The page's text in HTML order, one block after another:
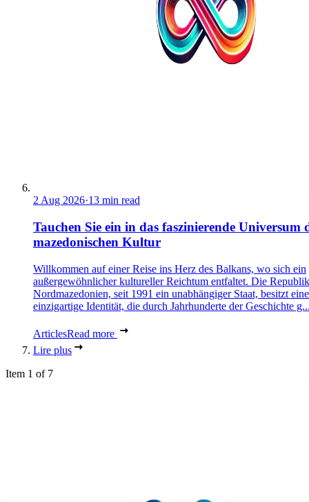
2 Aug 2026·13 min read
Tauchen Sie ein in das faszinierende Universum
mazedonischen Kultur
Willkommen auf einer Reise ins Herz des Balkans, wo sich ein
außergewöhnlicher kultureller Reichtum entfaltet. Die Republik
Nordmazedonien, seit 1991 ein unabhängiger Staat, besitzt eine
einzigartige Identität, die durch Jahrhunderte der Geschichte
ArticlesRead more
Lire plus
Item 1 of 7